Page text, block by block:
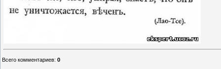
Всего комментариев: 0